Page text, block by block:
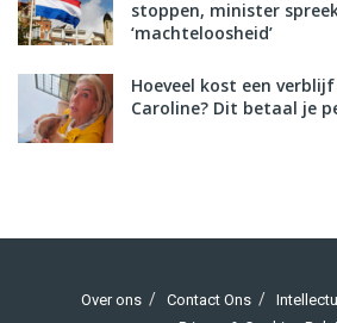
stoppen, minister
‘machteloosheid’
Hoeveel kost een
Caroline? Dit betaal je
Over ons Contact Ons